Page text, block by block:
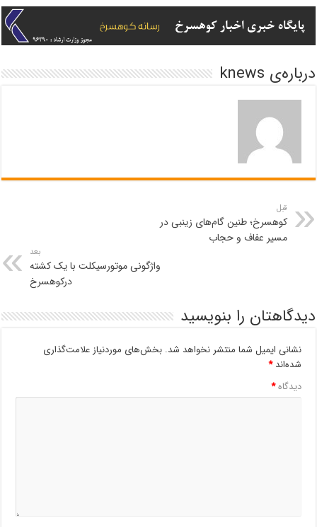
درباره‌ی knews
قبل
کوهسرخ؛ طنین گام‌های زینبی در
مسیر عفاف و حجاب
بعد
واژگونی موتورسيكلت با يک كشته
دركوهسرخ
دیدگاهتان را بنویسید
نشانی ایمیل شما منتشر نخواهد شد. بخش‌های موردنیاز علامت‌گذاری
شده‌اند*
دیدگاه*